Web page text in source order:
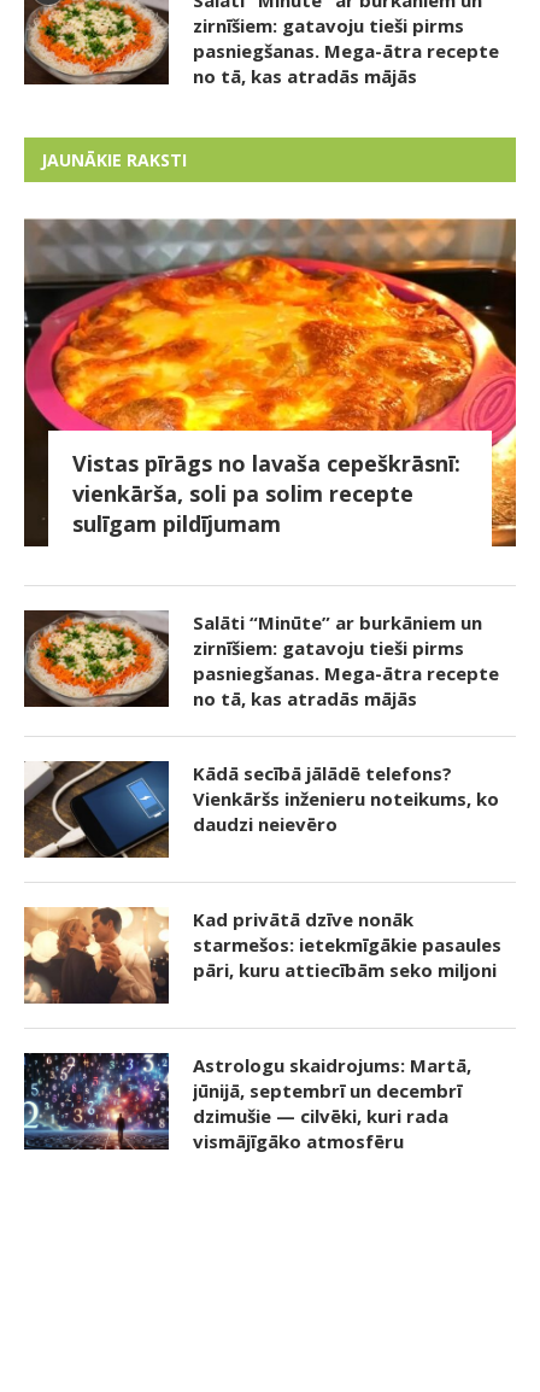
zirnīšiem: gatavoju tieši pirms
pasniegšanas. Mega-ātra recepte
no tā, kas atradās mājās
JAUNĀKIE RAKSTI
Vistas pīrāgs no lavaša cepeškrāsnī:
vienkārša, soli pa solim recepte
sulīgam pildījumam
Salāti “Minūte” ar burkāniem un
zirnīšiem: gatavoju tieši pirms
pasniegšanas. Mega-ātra recepte
no tā, kas atradās mājās
Kādā secībā jālādē telefons?
Vienkāršs inženieru noteikums, ko
daudzi neievēro
Kad privātā dzīve nonāk
starmešos: ietekmīgākie pasaules
pāri, kuru attiecībām seko miljoni
Astrologu skaidrojums: Martā,
jūnijā, septembrī un decembrī
dzimušie — cilvēki, kuri rada
vismājīgāko atmosfēru